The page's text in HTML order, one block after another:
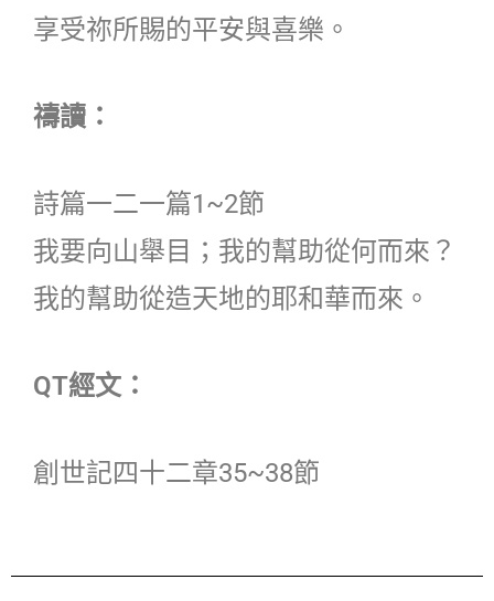
享受祢所賜的平安與喜樂。
禱讀：
詩篇一二一篇1~2節
我要向山舉目；我的幫助從何而來？
我的幫助從造天地的耶和華而來。
QT經文：
創世記四十二章35~38節